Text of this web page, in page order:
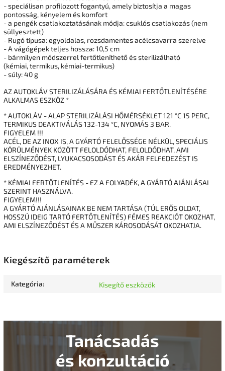
- speciálisan profilozott fogantyú, amely biztosítja a magas
pontosság, kényelem és komfort
- a pengék csatlakoztatásának módja: csuklós csatlakozás (nem
süllyesztett)
- Rugó típusa: egyoldalas, rozsdamentes acélcsavarra szerelve
- A vágógépek teljes hossza: 10,5 cm
- bármilyen módszerrel fertőtleníthető és sterilizálható
(kémiai, termikus, kémiai-termikus)
- súly: 40 g
AZ AUTOKLÁV STERILIZÁLÁSÁRA ÉS KÉMIAI FERTŐTLENÍTÉSÉRE
ALKALMAS ESZKÖZ *
* AUTOKLÁV - ALAP STERILIZÁLÁSI HŐMÉRSÉKLET 121 °C 15 PERC,
TERMIKUS DEAKTIVÁLÁS 132-134 °C, NYOMÁS 3 BAR.
FIGYELEM !!!
ACÉL, DE AZ INOX IS, A GYÁRTÓ FELELŐSSÉGE NÉLKÜL, SPECIÁLIS
KÖRÜLMÉNYEK KÖZÖTT FELOLDÓDHAT, FELOLDÓDHAT, AMI
ELSZÍNEZŐDÉST, LYUKACSOSODÁST ÉS AKÁR FELFEDEZÉST IS
EREDMÉNYEZHET.
* KÉMIAI FERTŐTLENÍTÉS - EZ A FOLYADÉK, A GYÁRTÓ AJÁNLÁSAI
SZERINT HASZNÁLVA.
FIGYELEM!!!
A GYÁRTÓ AJÁNLÁSAINAK BE NEM TARTÁSA (TÚL ERŐS OLDAT,
HOSSZÚ IDEIG TARTÓ FERTŐTLENÍTÉS) FÉMES REAKCIÓT OKOZHAT,
AMI ELSZÍNEZŐDÉST ÉS A MŰSZER KÁROSODÁSÁT OKOZHATJA.
Kiegészítő paraméterek
Kategória: Kisegítő eszközök
Tanácsadás
és konzultáció